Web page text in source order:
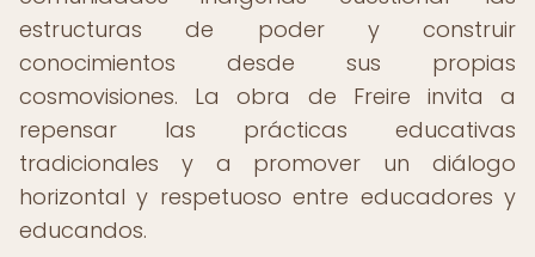
estructuras de poder y construir
conocimientos desde sus propias
cosmovisiones. La obra de Freire invita a
repensar las prácticas educativas
tradicionales y a promover un diálogo
horizontal y respetuoso entre educadores y
educandos.